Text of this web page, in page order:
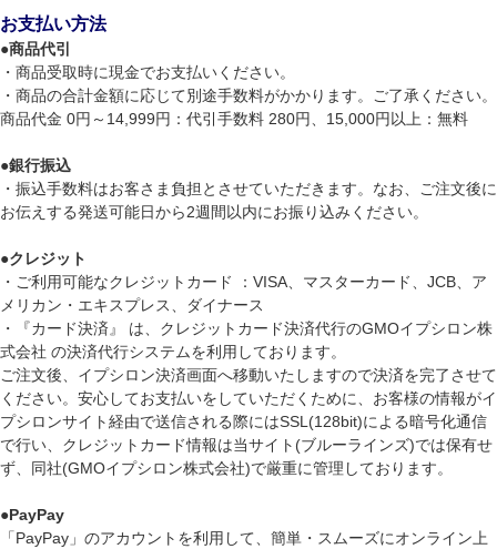
お支払い方法
●商品代引
・商品受取時に現金でお支払いください。
・商品の合計金額に応じて別途手数料がかかります。ご了承ください。
商品代金 0円～14,999円：代引手数料 280円、15,000円以上：無料
●銀行振込
・振込手数料はお客さま負担とさせていただきます。なお、ご注文後に
お伝えする発送可能日から2週間以内にお振り込みください。
●クレジット
・ご利用可能なクレジットカード ：VISA、マスターカード、JCB、ア
メリカン・エキスプレス、ダイナース
・『カード決済』 は、クレジットカード決済代行のGMOイプシロン株
式会社 の決済代行システムを利用しております。
ご注文後、イプシロン決済画面へ移動いたしますので決済を完了させて
ください。安心してお支払いをしていただくために、お客様の情報がイ
プシロンサイト経由で送信される際にはSSL(128bit)による暗号化通信
で行い、クレジットカード情報は当サイト(ブルーラインズ)では保有せ
ず、同社(GMOイプシロン株式会社)で厳重に管理しております。
●PayPay
「PayPay」のアカウントを利用して、簡単・スムーズにオンライン上